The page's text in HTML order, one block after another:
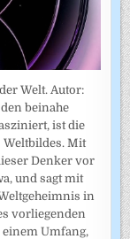
Welt. Autor:
beinahe
ist die
Weltbildes. Mit
Denker vor
und sagt mit
in
vorliegenden
Umfang,